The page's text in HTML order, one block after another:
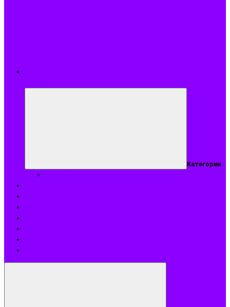
Категории